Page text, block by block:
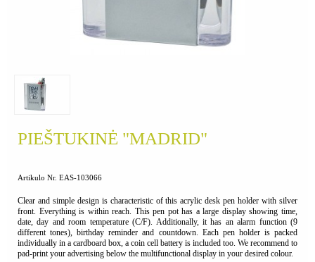
PIEŠTUKINĖ "MADRID"
Artikulo Nr. EAS-103066
Clear and simple design is characteristic of this acrylic desk pen holder with silver
front. Everything is within reach. This pen pot has a large display showing time,
date, day and room temperature (C/F). Additionally, it has an alarm function (9
different tones), birthday reminder and countdown. Each pen holder is packed
individually in a cardboard box, a coin cell battery is included too. We recommend to
pad-print your advertising below the multifunctional display in your desired colour.